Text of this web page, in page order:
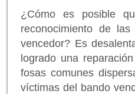
¿Cómo es posible
reconocimiento de
vencedor? Es
logrado una
fosas comunes
víctimas del bando